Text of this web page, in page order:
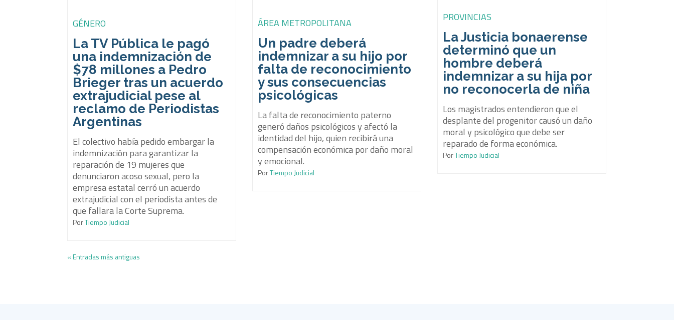
GÉNERO
La TV Pública le pagó
una indemnización de
$78 millones a Pedro
Brieger tras un acuerdo
extrajudicial pese al
reclamo de Periodistas
Argentinas
El colectivo había pedido embargar la
indemnización para garantizar la
reparación de 19 mujeres que
denunciaron acoso sexual, pero la
empresa estatal cerró un acuerdo
extrajudicial con el periodista antes de
que fallara la Corte Suprema.
PorTiempo Judicial
ÁREA METROPOLITANA
Un padre deberá
indemnizar a su hijo por
falta de reconocimiento
y sus consecuencias
psicológicas
La falta de reconocimiento paterno
generó daños psicológicos y afectó la
identidad del hijo, quien recibirá una
compensación económica por daño moral
y emocional.
PorTiempo Judicial
PROVINCIAS
La Justicia bonaerense
determinó que un
hombre deberá
indemnizar a su hija por
no reconocerla de niña
Los magistrados entendieron que el
desplante del progenitor causó un daño
moral y psicológico que debe ser
reparado de forma económica.
PorTiempo Judicial
« Entradas más antiguas